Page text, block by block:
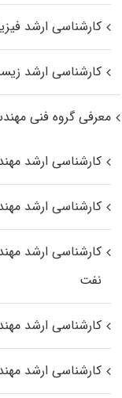
کارشناسی ارشد
کارشناسی ارشد
معرفی گروه فنی
کارشناسی ارشد
کارشناسی ارشد
کارشناسی ارشد
نفت
کارشناسی ارشد
کارشناسی ارشد